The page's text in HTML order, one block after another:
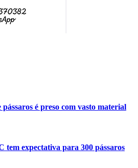
é preso com vasto material
tem expectativa para 300 pássaros